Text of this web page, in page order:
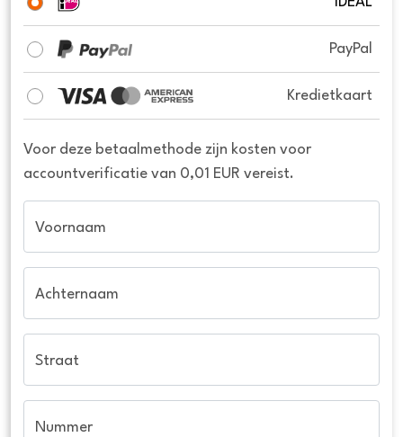
PayPal
Kredietkaart
Voor deze betaalmethode zijn kosten voor
accountverificatie van 0,01 EUR vereist.
Voornaam
Achternaam
Straat
Nummer